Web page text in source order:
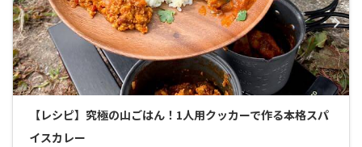
【レシピ】究極の山ごはん！1人用クッカーで作る本格スパ
イスカレー